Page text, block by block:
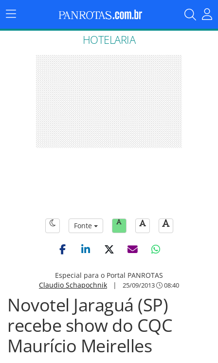
Menu
Principal
HOTELARIA
Fonte
Especial para o Portal PANROTAS
Claudio Schapochnik | 25/09/2013 08:40
Novotel Jaraguá (SP)
recebe show do CQC
Maurício Meirelles